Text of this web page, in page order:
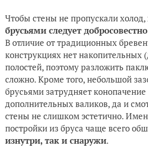
Чтобы стены не пропускали холод,
брусьями следует
В отличие от традиционных
конструкциях нет накопительных
полостей, поэтому разложить
сложно. Кроме того, небольшой
брусьями затрудняет
дополнительных валиков, да и
стены не слишком эстетично.
постройки из бруса чаще всего
изнутри, так и снаружи.